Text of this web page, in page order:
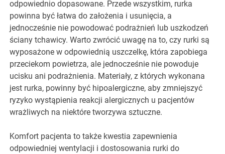
odpowiednio dopasowane. Przede wszystkim, rurka
powinna być łatwa do założenia i usunięcia, a
jednocześnie nie powodować podrażnień lub uszkodzeń
ściany tchawicy. Warto zwrócić uwagę na to, czy rurki są
wyposażone w odpowiednią uszczelkę, która zapobiega
przeciekom powietrza, ale jednocześnie nie powoduje
ucisku ani podrażnienia. Materiały, z których wykonana
jest rurka, powinny być hipoalergiczne, aby zmniejszyć
ryzyko wystąpienia reakcji alergicznych u pacjentów
wrażliwych na niektóre tworzywa sztuczne.
Komfort pacjenta to także kwestia zapewnienia
odpowiedniej wentylacji i dostosowania rurki do